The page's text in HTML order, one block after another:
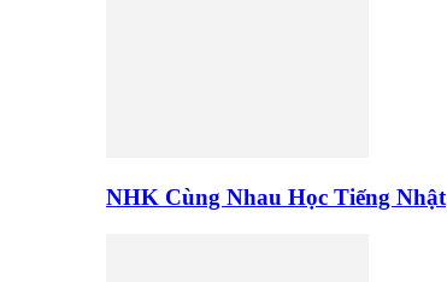
NHK Cùng Nhau Học Tiếng Nhật